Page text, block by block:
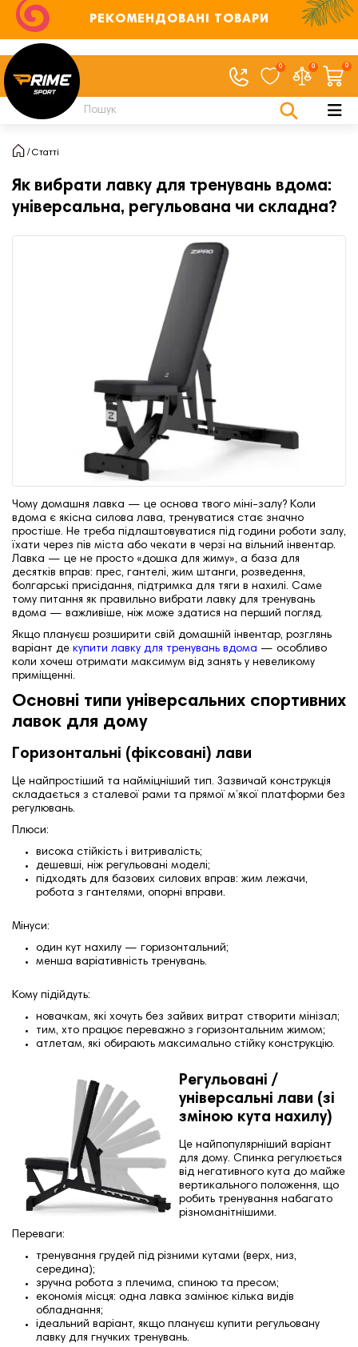
РЕКОМЕНДОВАНІ ТОВАРИ
0 0 0
Статті
Як вибрати лавку для тренувань вдома:
універсальна, регульована чи складна?
Чому домашня лавка — це основа твого міні‑залу? Коли
вдома є якісна силова лава, тренуватися стає значно
простіше. Не треба підлаштовуватися під години роботи залу,
їхати через пів міста або чекати в черзі на вільний інвентар.
Лавка — це не просто «дошка для жиму», а база для
десятків вправ: прес, гантелі, жим штанги, розведення,
болгарські присідання, підтримка для тяги в нахилі. Саме
тому питання як правильно вибрати лавку для тренувань
вдома — важливіше, ніж може здатися на перший погляд.
Якщо плануєш розширити свій домашній інвентар, розглянь
варіант де купити лавку для тренувань вдома — особливо
коли хочеш отримати максимум від занять у невеликому
приміщенні.
Основні типи універсальних спортивних
лавок для дому
Горизонтальні (фіксовані) лави
Це найпростіший та найміцніший тип. Зазвичай конструкція
складається з сталевої рами та прямої м’якої платформи без
регулювань.
Плюси:
висока стійкість і витривалість;
дешевші, ніж регульовані моделі;
підходять для базових силових вправ: жим лежачи,
робота з гантелями, опорні вправи.
Мінуси:
один кут нахилу — горизонтальний;
менша варіативність тренувань.
Кому підійдуть:
новачкам, які хочуть без зайвих витрат створити мінізал;
тим, хто працює переважно з горизонтальним жимом;
атлетам, які обирають максимально стійку конструкцію.
Регульовані /
універсальні лави (зі
зміною кута нахилу)
Це найпопулярніший варіант
для дому. Спинка регулюється
від негативного кута до майже
вертикального положення, що
робить тренування набагато
різноманітнішими.
Переваги:
тренування грудей під різними кутами (верх, низ,
середина);
зручна робота з плечима, спиною та пресом;
економія місця: одна лавка замінює кілька видів
обладнання;
ідеальний варіант, якщо плануєш купити регульовану
лавку для гнучких тренувань.